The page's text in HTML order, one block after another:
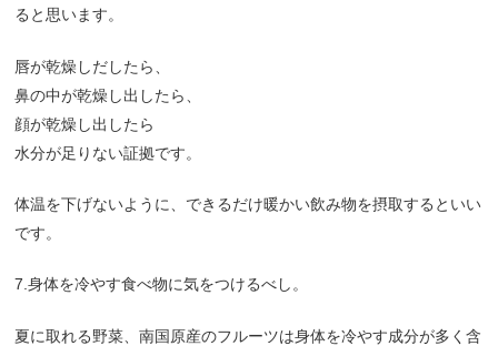
ると思います。
唇が乾燥しだしたら、
鼻の中が乾燥し出したら、
顔が乾燥し出したら
水分が足りない証拠です。
体温を下げないように、できるだけ暖かい飲み物を摂取するといい
です。
7.身体を冷やす食べ物に気をつけるべし。
夏に取れる野菜、南国原産のフルーツは身体を冷やす成分が多く含